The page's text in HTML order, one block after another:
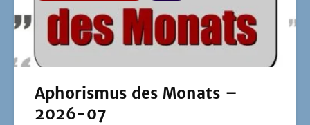
Aphorismus des Monats –
2026-07